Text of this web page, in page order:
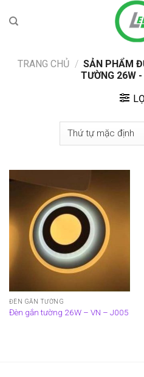
TRANG CHỦ / SẢN PHẨM
TƯỜNG 26W
ĐÈN GẮN TƯỜNG
Đèn gắn tường 26W – VN – J005